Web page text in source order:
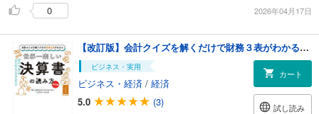
0 2026年04月17日
【改訂版】会計クイズを解くだけで財務３表がわかる 世界一楽しい決算書の読み方
ビジネス・実用
ビジネス・経済 / 経済
5.0
(3)
カート
試し読み